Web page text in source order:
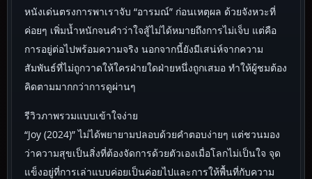
หนังเด่นตรงการพาเราจับ “อารมณ์” ก่อนเหตุผล ด้วยจังหวะที่
ค่อยๆ เพิ่มน้ำหนักจนคำว่าใจสู้ไม่ได้หมายถึงการไม่เจ็บ แต่คือ
การอยู่ต่อไปพร้อมความจริง นอกจากนี้ยังมีเสน่ห์จากความ
สัมพันธ์ที่ไม่ถูกวาดให้ใครฝ่ายใดฝ่ายหนึ่งถูกเสมอ ทำให้ผู้ชมต้อง
คิดตามมากกว่าการดูผ่านๆ
รีวิวภาพรวมแบบเข้าใจง่าย
“Joy (2024)” ไม่ได้พยายามปลอบด้วยคำตอบง่ายๆ แต่ชวนมอง
ว่าความสุขเป็นสิ่งที่ต้องจัดการด้วยตัวเองเมื่อโลกไม่เป็นใจ จุด
แข็งอยู่ที่การเล่าแบบค่อยเป็นค่อยไปและการให้พื้นที่กับความ